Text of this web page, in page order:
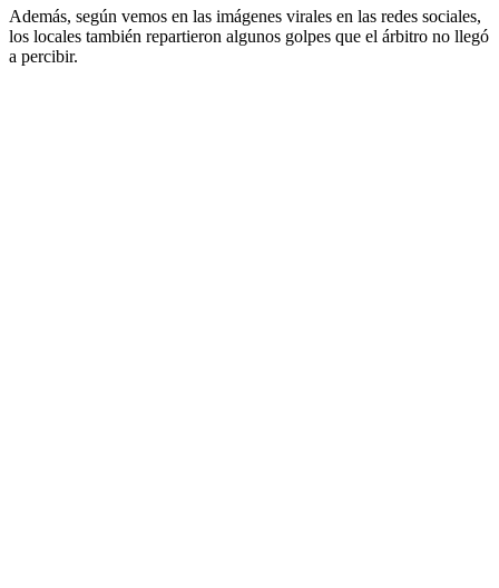
Además, según vemos en las imágenes virales en las redes sociales,
los locales también repartieron algunos golpes que el árbitro no llegó
a percibir.